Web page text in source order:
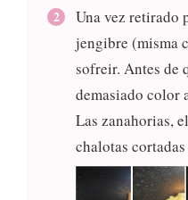
Una vez retirado
jengibre (misma
sofreir. Antes de
demasiado color
Las zanahorias,
chalotas